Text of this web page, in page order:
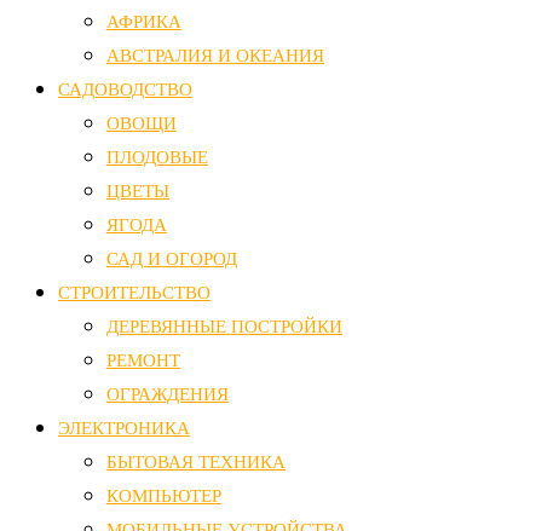
АФРИКА
АВСТРАЛИЯ И ОКЕАНИЯ
САДОВОДСТВО
ОВОЩИ
ПЛОДОВЫЕ
ЦВЕТЫ
ЯГОДА
САД И ОГОРОД
СТРОИТЕЛЬСТВО
ДЕРЕВЯННЫЕ ПОСТРОЙКИ
РЕМОНТ
ОГРАЖДЕНИЯ
ЭЛЕКТРОНИКА
БЫТОВАЯ ТЕХНИКА
КОМПЬЮТЕР